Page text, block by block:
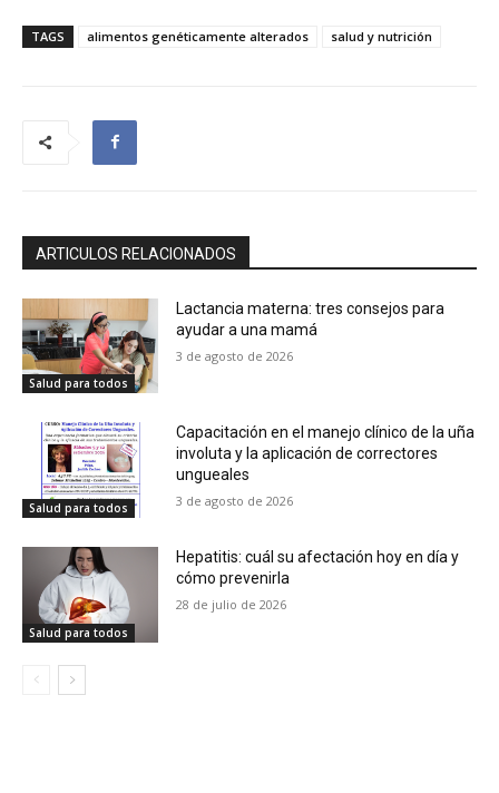
TAGS alimentos genéticamente alterados salud y nutrición
ARTICULOS RELACIONADOS
Salud para todos
Lactancia materna: tres consejos para
ayudar a una mamá
3 de agosto de 2026
Salud para todos
Capacitación en el manejo clínico de la uña
involuta y la aplicación de correctores
ungueales
3 de agosto de 2026
Salud para todos
Hepatitis: cuál su afectación hoy en día y
cómo prevenirla
28 de julio de 2026